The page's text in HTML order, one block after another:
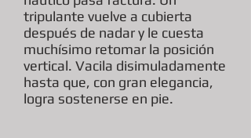
tripulante vuelve a cubierta
después de nadar y le cuesta
muchísimo retomar la posición
vertical. Vacila disimuladamente
hasta que, con gran elegancia,
logra sostenerse en pie.